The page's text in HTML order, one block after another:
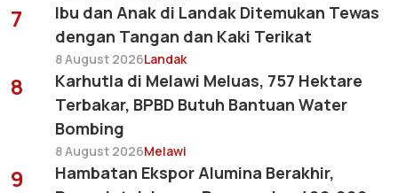
7
Ibu dan Anak di Landak Ditemukan Tewas
dengan Tangan dan Kaki Terikat
8 August 2026Landak
8
Karhutla di Melawi Meluas, 757 Hektare
Terbakar, BPBD Butuh Bantuan Water
Bombing
8 August 2026Melawi
9
Hambatan Ekspor Alumina Berakhir,